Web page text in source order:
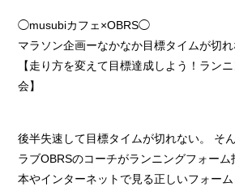
◯musubiカフェ×OBRS◯
マラソン企画ーなかなか目標タイムが切
【走り方を変えて目標達成しよう！ラン
会】
後半失速して目標タイムが切れない。 そ
ラブOBRSのコーチがランニングフォーム
本やインターネットで見る正しいフォー